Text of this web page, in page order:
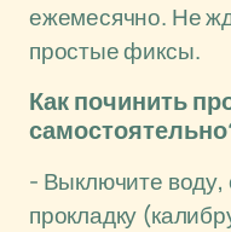
ежемесячно. Не
простые фиксы.
Как починить
- Выключите воду,
прокладку